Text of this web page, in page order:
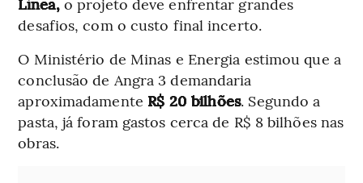
desafios, com o custo final incerto.
O Ministério de Minas e Energia estimou que a
conclusão de Angra 3 demandaria
aproximadamente R$ 20 bilhões. Segundo a
pasta, já foram gastos cerca de R$ 8 bilhões nas
obras.